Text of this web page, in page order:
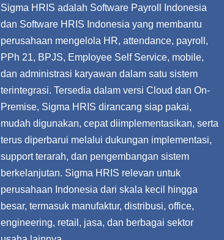
Sigma HRIS adalah Software Payroll Indonesia
dan Software HRIS Indonesia yang membantu
perusahaan mengelola HR, attendance, payroll,
PPh 21, BPJS, Employee Self Service, mobile,
dan administrasi karyawan dalam satu sistem
terintegrasi. Tersedia dalam versi Cloud dan On-
Premise, Sigma HRIS dirancang siap pakai,
mudah digunakan, cepat diimplementasikan, serta
terus diperbarui melalui dukungan implementasi,
support terarah, dan pengembangan sistem
berkelanjutan. Sigma HRIS relevan untuk
perusahaan Indonesia dari skala kecil hingga
besar, termasuk manufaktur, distribusi, office,
engineering, retail, jasa, dan berbagai sektor